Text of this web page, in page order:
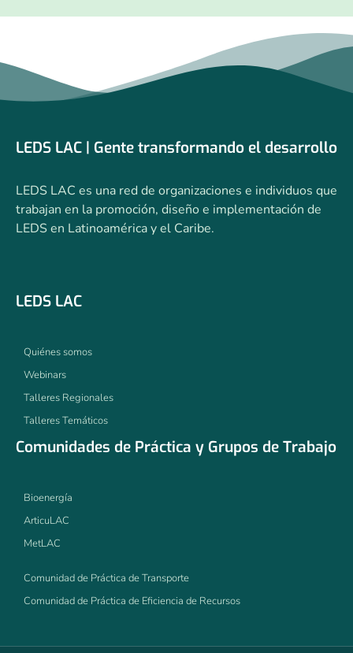
LEDS LAC | Gente transformando el desarrollo
LEDS LAC es una red de organizaciones e individuos que
trabajan en la promoción, diseño e implementación de
LEDS en Latinoamérica y el Caribe.
LEDS LAC
Quiénes somos
Webinars
Talleres Regionales
Talleres Temáticos
Comunidades de Práctica y Grupos de Trabajo
Bioenergía
ArticuLAC
MetLAC
Comunidad de Práctica de Transporte
Comunidad de Práctica de Eficiencia de Recursos